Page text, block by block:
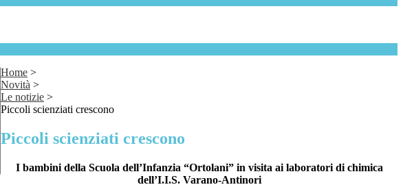
Home >
Novità >
Le notizie >
Piccoli scienziati crescono
Piccoli scienziati crescono
I bambini della Scuola dell’Infanzia “Ortolani” in visita ai laboratori di chimica
dell’I.I.S. Varano-Antinori